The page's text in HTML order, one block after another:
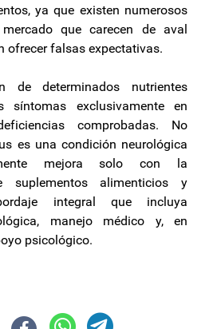
ya que existen numerosos
que carecen de aval
ofrecer falsas expectativas.
de determinados nutrientes
síntomas exclusivamente en
comprobadas. No
es una condición neurológica
mejora solo con la
suplementos alimenticios y
integral que incluya
manejo médico y, en
psicológico.